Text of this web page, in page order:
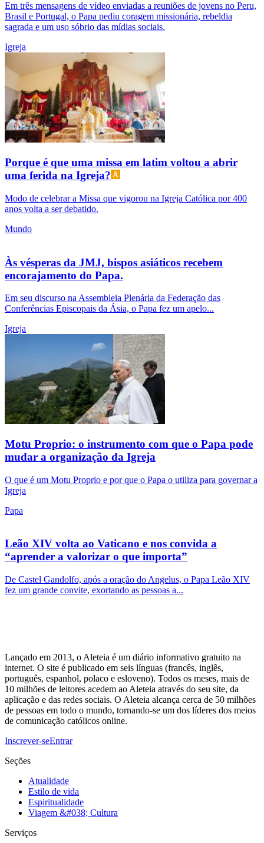
Em três mensagens de vídeo enviadas a reuniões de jovens no Peru,
Brasil e Portugal, o Papa pediu coragem missionária, rebeldia
sagrada e um uso sóbrio das mídias sociais.
Igreja
Porque é que uma missa em latim voltou a abrir
uma ferida na Igreja?
Modo de celebrar a Missa que vigorou na Igreja Católica por 400
anos volta a ser debatido.
Mundo
Às vésperas da JMJ, bispos asiáticos recebem
encorajamento do Papa.
Em seu discurso na Assembleia Plenária da Federação das
Conferências Episcopais da Ásia, o Papa fez um apelo...
Igreja
Motu Proprio: o instrumento com que o Papa pode
mudar a organização da Igreja
O que é um Motu Proprio e por que o Papa o utiliza para governar a
Igreja
Papa
Leão XIV volta ao Vaticano e nos convida a
“aprender a valorizar o que importa”
De Castel Gandolfo, após a oração do Angelus, o Papa Leão XIV
fez um grande convite, exortando as pessoas a...
Lançado em 2013, o Aleteia é um diário informativo gratuito na
internet. O site é publicado em seis línguas (francês, inglês,
português, espanhol, polaco e esloveno). Todos os meses, mais de
10 milhões de leitores acedem ao Aleteia através do seu site, da
aplicação e das redes sociais. O Aleteia alcança cerca de 50 milhões
de pessoas em todo o mundo, tornando-se um dos líderes dos meios
de comunicação católicos online.
Inscrever-seEntrar
Seções
Atualidade
Estilo de vida
Espiritualidade
Viagem &#038; Cultura
Serviços